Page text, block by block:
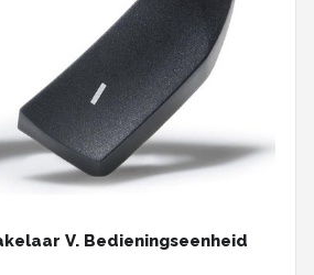
V. Bedieningseenheid